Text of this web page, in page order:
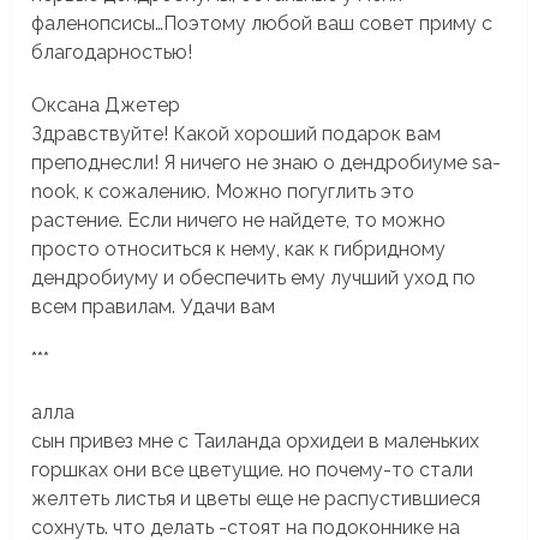
фаленопсисы…Поэтому любой ваш совет приму с
благодарностью!
Оксана Джетер
Здравствуйте! Какой хороший подарок вам
преподнесли! Я ничего не знаю о дендробиуме sa-
nook, к сожалению. Можно погуглить это
растение. Если ничего не найдете, то можно
просто относиться к нему, как к гибридному
дендробиуму и обеспечить ему лучший уход по
всем правилам. Удачи вам
***
алла
cын привез мне с Таиланда орхидеи в маленьких
горшках они все цветущие. но почему-то стали
желтеть листья и цветы еще не распустившиеся
сохнуть. что делать -стоят на подоконнике на